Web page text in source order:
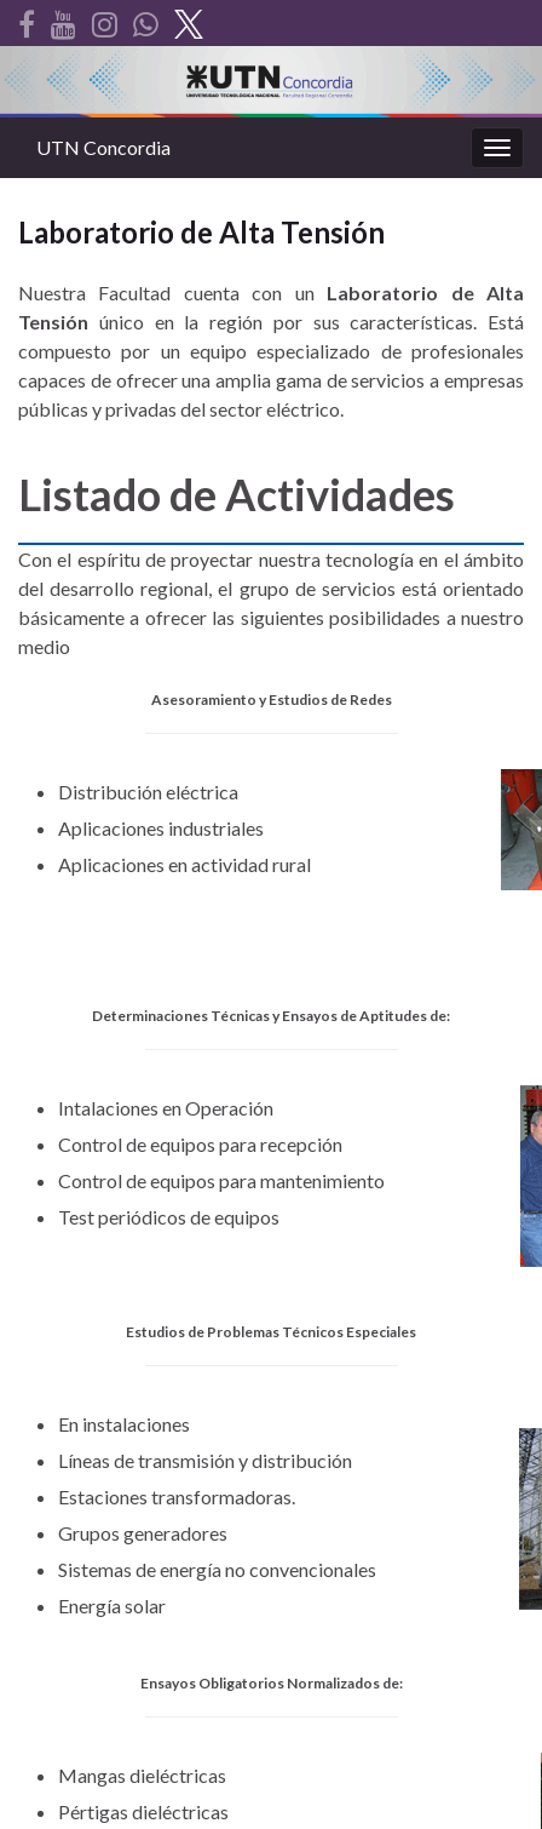
la
UTN Concordia
Laboratorio de Alta Tensión
Nuestra Facultad cuenta con un Laboratorio de Alta
Tensión único en la región por sus características. Está
compuesto por un equipo especializado de profesionales
capaces de ofrecer una amplia gama de servicios a empresas
públicas y privadas del sector eléctrico.
Listado de Actividades
Con el espíritu de proyectar nuestra tecnología en el ámbito
del desarrollo regional, el grupo de servicios está orientado
básicamente a ofrecer las siguientes posibilidades a nuestro
medio
Asesoramiento y Estudios de Redes
Distribución eléctrica
Aplicaciones industriales
Aplicaciones en actividad rural
Determinaciones Técnicas y Ensayos de Aptitudes de:
Intalaciones en Operación
Control de equipos para recepción
Control de equipos para mantenimiento
Test periódicos de equipos
Estudios de Problemas Técnicos Especiales
En instalaciones
Líneas de transmisión y distribución
Estaciones transformadoras.
Grupos generadores
Sistemas de energía no convencionales
Energía solar
Ensayos Obligatorios Normalizados de:
Mangas dieléctricas
Pértigas dieléctricas